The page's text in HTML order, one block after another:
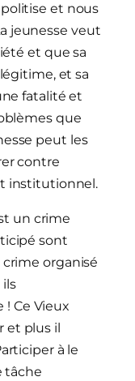
et nous
jeunesse veut
et que sa
et sa
fatalité et
que
peut les
contre
institutionnel.
un crime
sont
crime organisé
Ce Vieux
et plus il
à le
tâche